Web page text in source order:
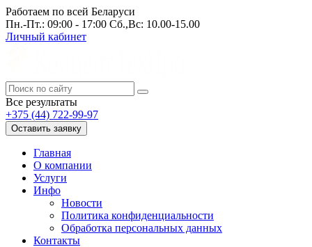
Работаем по всей Беларуси
Пн.-Пт.: 09:00 - 17:00 Сб.,Вс: 10.00-15.00
Личный кабинет
Все результаты
+375 (44) 722-99-97
Оставить заявку
Главная
О компании
Услуги
Инфо
Новости
Политика конфиденциальности
Обработка персональных данных
Контакты